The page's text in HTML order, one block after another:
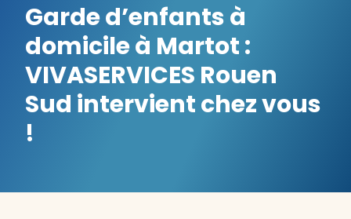
Garde d’enfants à
domicile à Martot :
VIVASERVICES Rouen
Sud intervient chez vous
!